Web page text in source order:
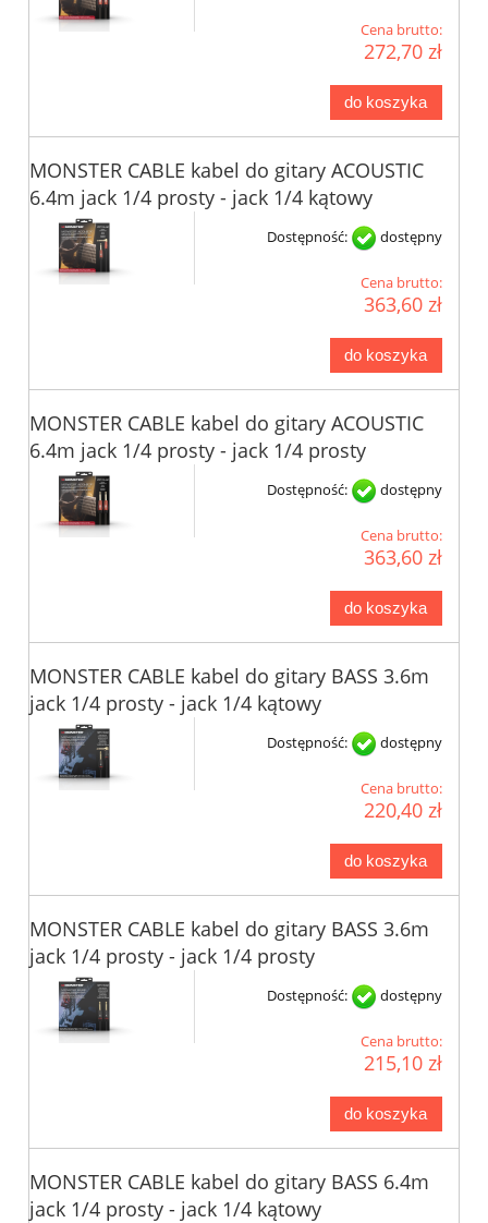
Cena brutto:
272,70 zł
do koszyka
MONSTER CABLE kabel do gitary ACOUSTIC
6.4m jack 1/4 prosty - jack 1/4 kątowy
Dostępność: dostępny
Cena brutto:
363,60 zł
do koszyka
MONSTER CABLE kabel do gitary ACOUSTIC
6.4m jack 1/4 prosty - jack 1/4 prosty
Dostępność: dostępny
Cena brutto:
363,60 zł
do koszyka
MONSTER CABLE kabel do gitary BASS 3.6m
jack 1/4 prosty - jack 1/4 kątowy
Dostępność: dostępny
Cena brutto:
220,40 zł
do koszyka
MONSTER CABLE kabel do gitary BASS 3.6m
jack 1/4 prosty - jack 1/4 prosty
Dostępność: dostępny
Cena brutto:
215,10 zł
do koszyka
MONSTER CABLE kabel do gitary BASS 6.4m
jack 1/4 prosty - jack 1/4 kątowy